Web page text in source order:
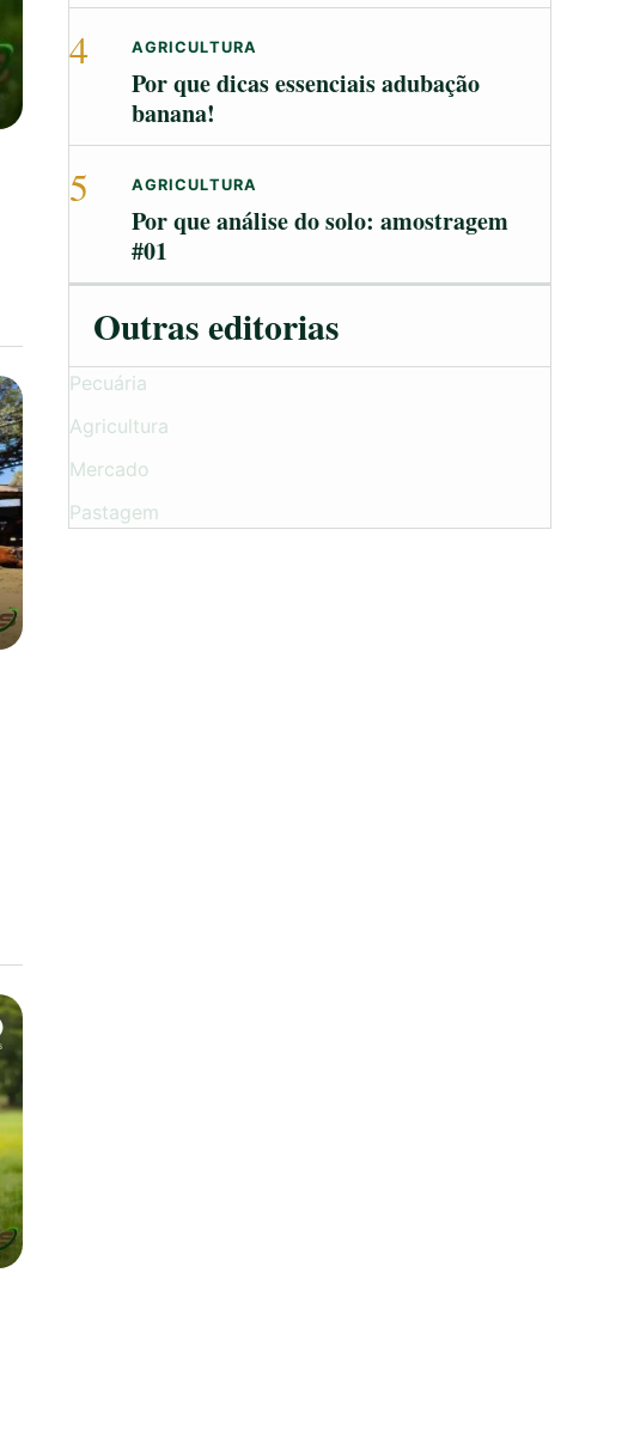
4 AGRICULTURA
Por que dicas essenciais adubação
banana!
5 AGRICULTURA
Por que análise do solo: amostragem
#01
Outras editorias
Pecuária
Agricultura
Mercado
Pastagem